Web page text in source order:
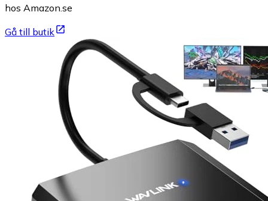
hos Amazon.se
Gå till butik